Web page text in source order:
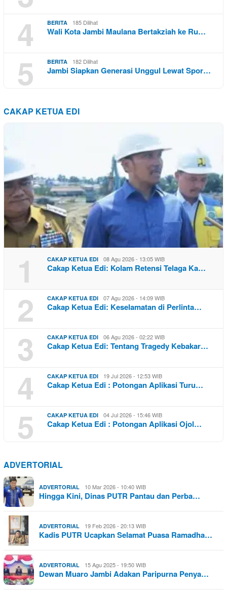
4
BERITA 185 Dilihat
Wali Kota Jambi Maulana Bertakziah ke Ru…
5 BERITA 182 Dilihat
Jambi Siapkan Generasi Unggul Lewat Spor…
CAKAP KETUA EDI
1 CAKAP KETUA EDI 08 Agu 2026 - 13:05 WIB
Cakap Ketua Edi: Kolam Retensi Telaga Ka…
2 CAKAP KETUA EDI 07 Agu 2026 - 14:09 WIB
Cakap Ketua Edi: Keselamatan di Perlinta…
3 CAKAP KETUA EDI 06 Agu 2026 - 02:22 WIB
Cakap Ketua Edi: Tentang Tragedy Kebakar…
4 CAKAP KETUA EDI 19 Jul 2026 - 12:53 WIB
Cakap Ketua Edi : Potongan Aplikasi Turu…
5 CAKAP KETUA EDI 04 Jul 2026 - 15:46 WIB
Cakap Ketua Edi : Potongan Aplikasi Ojol…
ADVERTORIAL
ADVERTORIAL 10 Mar 2026 - 10:40 WIB
Hingga Kini, Dinas PUTR Pantau dan Perba…
ADVERTORIAL 19 Feb 2026 - 20:13 WIB
Kadis PUTR Ucapkan Selamat Puasa Ramadha…
ADVERTORIAL 15 Agu 2025 - 19:50 WIB
Dewan Muaro Jambi Adakan Paripurna Penya…